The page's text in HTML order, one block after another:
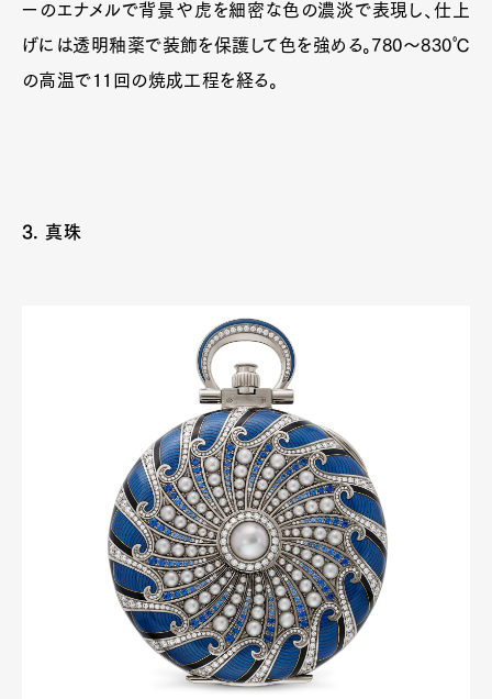
ーのエナメルで背景や虎を細密な色の濃淡で表現し、仕上
げには透明釉薬で装飾を保護して色を強める。780〜830℃
の高温で11回の焼成工程を経る。
3. 真珠